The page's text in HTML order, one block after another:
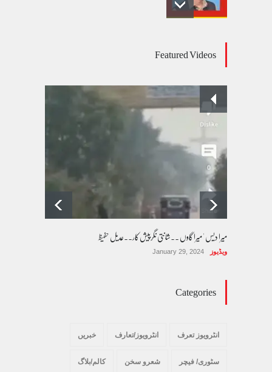
پسند کی شادیوں کا بڑھتا ہوا رجحان اور راولپنڈی
کی یوسیز میں اندارج پر پابندی ایک نیا تنازعہ
October 14, 2025
Featured Videos
میرا دیس ' میرا گاوں ۔۔شانتی نگرپیش کار۔۔عدیل حفیظ
ویڈیوز January 29, 2024
Categories
انٹرویوز تعرف انٹرویوز/تعارف خبریں
سٹوری/ فیچر شعرو سخن کالم/بلاگ